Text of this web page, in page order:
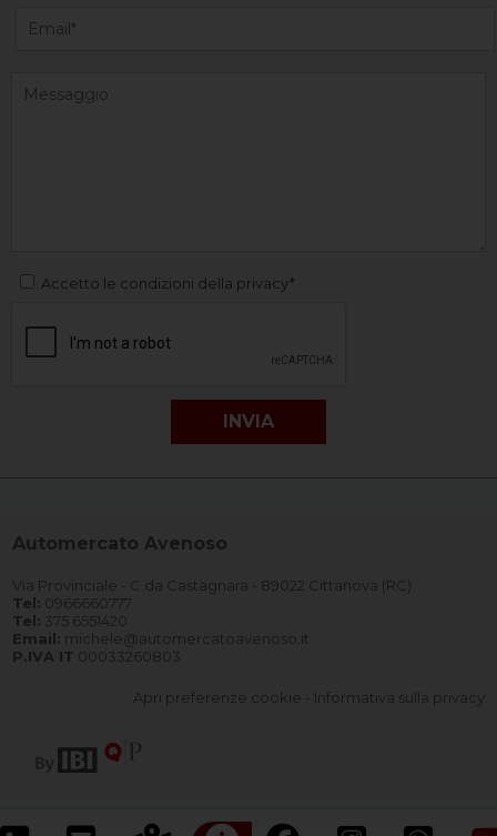
Accetto le condizioni della privacy*
Automercato Avenoso
Via Provinciale - C.da Castagnara - 89022 Cittanova (RC)
Tel: 0966660777
Tel: 375 6551420
Email: michele@automercatoavenoso.it
P.IVA IT 00033260803
Apri preferenze cookie Informativa sulla privacy